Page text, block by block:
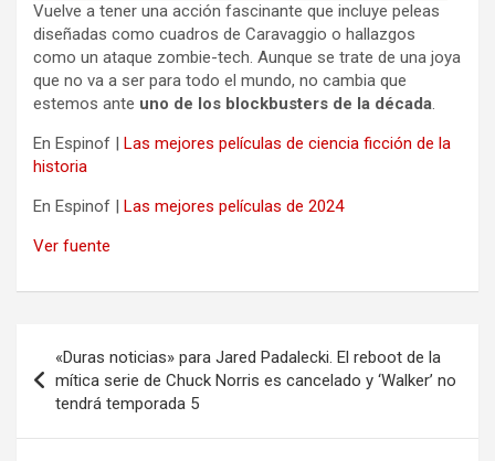
Vuelve a tener una acción fascinante que incluye peleas
diseñadas como cuadros de Caravaggio o hallazgos
como un ataque zombie-tech. Aunque se trate de una joya
que no va a ser para todo el mundo, no cambia que
estemos ante uno de los blockbusters de la década.
En Espinof | Las mejores películas de ciencia ficción de la
historia
En Espinof | Las mejores películas de 2024
Ver fuente
de
entradas
«Duras noticias» para Jared Padalecki. El reboot de la
mítica serie de Chuck Norris es cancelado y ‘Walker’ no
tendrá temporada 5